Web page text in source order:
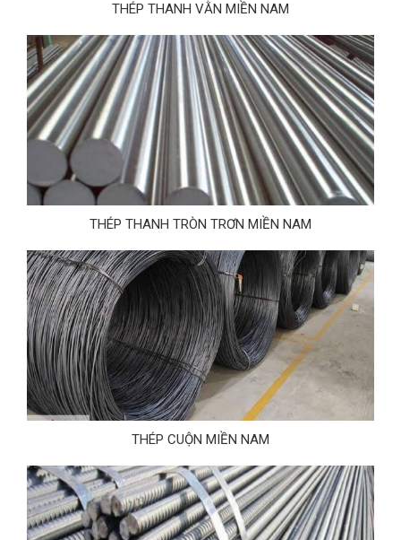
THÉP THANH VẰN MIỀN NAM
THÉP THANH TRÒN TRƠN MIỀN NAM
THÉP CUỘN MIỀN NAM